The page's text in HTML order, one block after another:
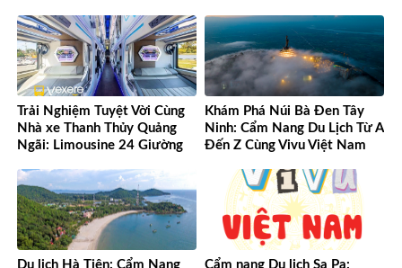
Trải Nghiệm Tuyệt Vời Cùng
Nhà xe Thanh Thủy Quảng
Ngãi: Limousine 24 Giường
Khám Phá Núi Bà Đen Tây
Ninh: Cẩm Nang Du Lịch Từ A
Đến Z Cùng Vivu Việt Nam
Du lịch Hà Tiên: Cẩm Nang
Cẩm nang Du lịch Sa Pa: